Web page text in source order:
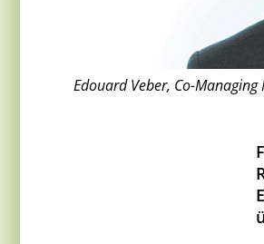
Edouard Veber, Co-